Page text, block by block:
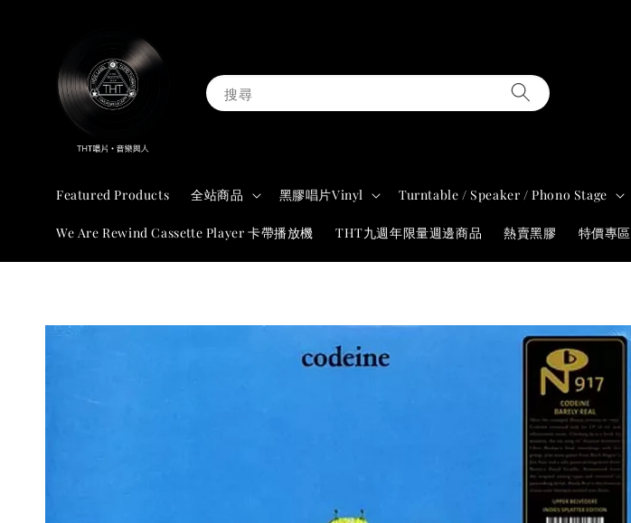
搜尋
Featured Products 全站商品 黑膠唱片Vinyl Turntable / Speaker / Phono Stage
We Are Rewind Cassette Player 卡帶播放機 THT九週年限量週邊商品 熱賣黑膠 特價專區